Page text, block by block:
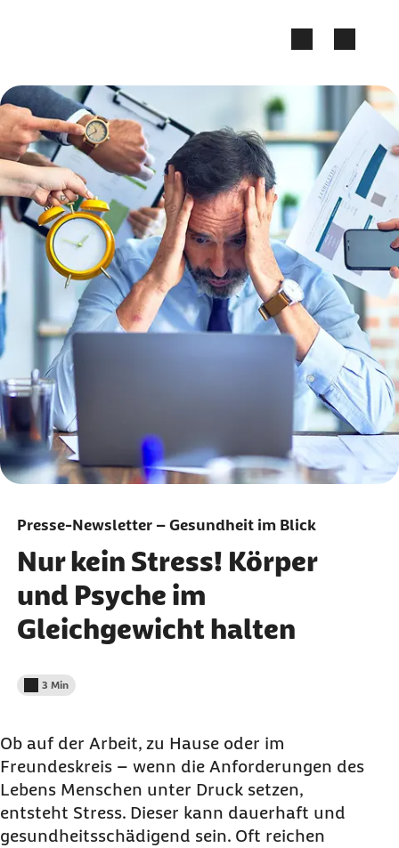
Presse-Newsletter – Gesundheit im Blick
Nur kein Stress! Körper
und Psyche im
Gleichgewicht halten
Lesedauer weniger als
3 Min
Ob auf der Arbeit, zu Hause oder im
Freundeskreis – wenn die Anforderungen des
Lebens Menschen unter Druck setzen,
entsteht Stress. Dieser kann dauerhaft und
gesundheitsschädigend sein. Oft reichen